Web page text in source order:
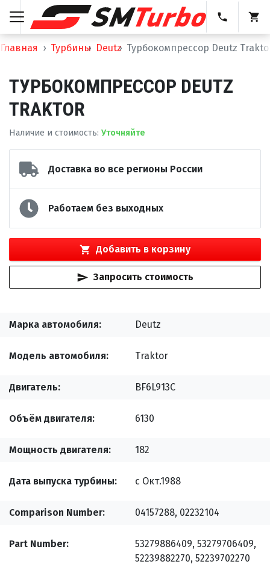
Главная Турбины Deutz Турбокомпрессор Deutz
ТУРБОКОМПРЕССОР DEUTZ
TRAKTOR
Наличие и стоимость: Уточняйте
Доставка во все регионы России
Работаем без выходных
Добавить в корзину
Запросить стоимость
Марка автомобиля Deutz
Модель автомобиля Traktor
Двигатель BF6L913C
Объём двигателя 6130
Мощность двигателя 182
Дата выпуска турбины с Окт.1988
Comparison Number 04157288, 02232104
Part Number
53279886409, 53279706409,
52239882270, 52239702270